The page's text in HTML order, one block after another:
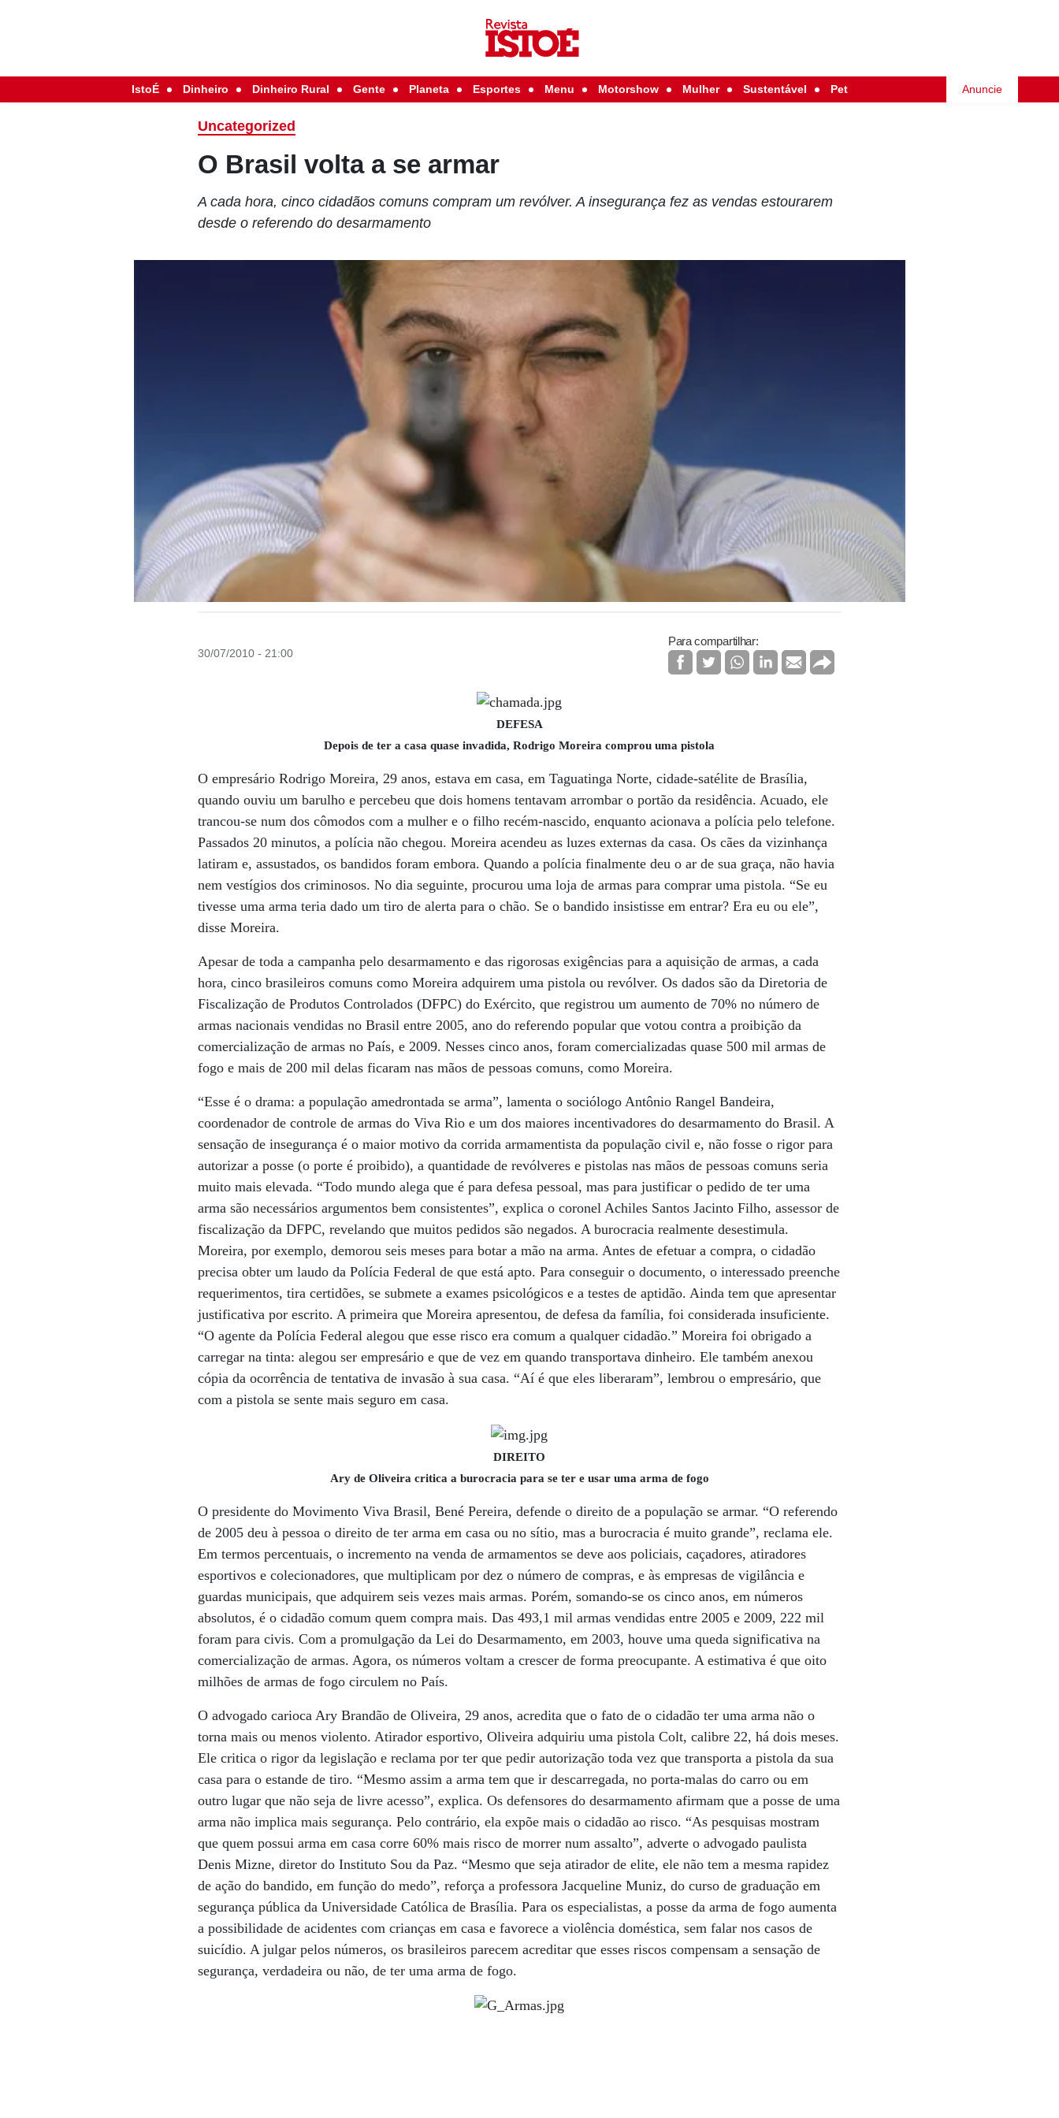
IstoÉ Dinheiro Dinheiro Rural Gente Planeta Esportes Menu Motorshow Mulher Sustentável Pet Anuncie
Uncategorized
O Brasil volta a se armar
A cada hora, cinco cidadãos comuns compram um revólver. A insegurança fez as vendas estourarem
desde o referendo do desarmamento
30/07/2010 - 21:00
Para compartilhar:
DEFESA
Depois de ter a casa quase invadida, Rodrigo Moreira comprou uma pistola
O empresário Rodrigo Moreira, 29 anos, estava em casa, em Taguatinga Norte, cidade-satélite de Brasília,
quando ouviu um barulho e percebeu que dois homens tentavam arrombar o portão da residência. Acuado, ele
trancou-se num dos cômodos com a mulher e o filho recém-nascido, enquanto acionava a polícia pelo telefone.
Passados 20 minutos, a polícia não chegou. Moreira acendeu as luzes externas da casa. Os cães da vizinhança
latiram e, assustados, os bandidos foram embora. Quando a polícia finalmente deu o ar de sua graça, não havia
nem vestígios dos criminosos. No dia seguinte, procurou uma loja de armas para comprar uma pistola. “Se eu
tivesse uma arma teria dado um tiro de alerta para o chão. Se o bandido insistisse em entrar? Era eu ou ele”,
disse Moreira.
Apesar de toda a campanha pelo desarmamento e das rigorosas exigências para a aquisição de armas, a cada
hora, cinco brasileiros comuns como Moreira adquirem uma pistola ou revólver. Os dados são da Diretoria de
Fiscalização de Produtos Controlados (DFPC) do Exército, que registrou um aumento de 70% no número de
armas nacionais vendidas no Brasil entre 2005, ano do referendo popular que votou contra a proibição da
comercialização de armas no País, e 2009. Nesses cinco anos, foram comercializadas quase 500 mil armas de
fogo e mais de 200 mil delas ficaram nas mãos de pessoas comuns, como Moreira.
“Esse é o drama: a população amedrontada se arma”, lamenta o sociólogo Antônio Rangel Bandeira,
coordenador de controle de armas do Viva Rio e um dos maiores incentivadores do desarmamento do Brasil. A
sensação de insegurança é o maior motivo da corrida armamentista da população civil e, não fosse o rigor para
autorizar a posse (o porte é proibido), a quantidade de revólveres e pistolas nas mãos de pessoas comuns seria
muito mais elevada. “Todo mundo alega que é para defesa pessoal, mas para justificar o pedido de ter uma
arma são necessários argumentos bem consistentes”, explica o coronel Achiles Santos Jacinto Filho, assessor de
fiscalização da DFPC, revelando que muitos pedidos são negados. A burocracia realmente desestimula.
Moreira, por exemplo, demorou seis meses para botar a mão na arma. Antes de efetuar a compra, o cidadão
precisa obter um laudo da Polícia Federal de que está apto. Para conseguir o documento, o interessado preenche
requerimentos, tira certidões, se submete a exames psicológicos e a testes de aptidão. Ainda tem que apresentar
justificativa por escrito. A primeira que Moreira apresentou, de defesa da família, foi considerada insuficiente.
“O agente da Polícia Federal alegou que esse risco era comum a qualquer cidadão.” Moreira foi obrigado a
carregar na tinta: alegou ser empresário e que de vez em quando transportava dinheiro. Ele também anexou
cópia da ocorrência de tentativa de invasão à sua casa. “Aí é que eles liberaram”, lembrou o empresário, que
com a pistola se sente mais seguro em casa.
DIREITO
Ary de Oliveira critica a burocracia para se ter e usar uma arma de fogo
O presidente do Movimento Viva Brasil, Bené Pereira, defende o direito de a população se armar. “O referendo
de 2005 deu à pessoa o direito de ter arma em casa ou no sítio, mas a burocracia é muito grande”, reclama ele.
Em termos percentuais, o incremento na venda de armamentos se deve aos policiais, caçadores, atiradores
esportivos e colecionadores, que multiplicam por dez o número de compras, e às empresas de vigilância e
guardas municipais, que adquirem seis vezes mais armas. Porém, somando-se os cinco anos, em números
absolutos, é o cidadão comum quem compra mais. Das 493,1 mil armas vendidas entre 2005 e 2009, 222 mil
foram para civis. Com a promulgação da Lei do Desarmamento, em 2003, houve uma queda significativa na
comercialização de armas. Agora, os números voltam a crescer de forma preocupante. A estimativa é que oito
milhões de armas de fogo circulem no País.
O advogado carioca Ary Brandão de Oliveira, 29 anos, acredita que o fato de o cidadão ter uma arma não o
torna mais ou menos violento. Atirador esportivo, Oliveira adquiriu uma pistola Colt, calibre 22, há dois meses.
Ele critica o rigor da legislação e reclama por ter que pedir autorização toda vez que transporta a pistola da sua
casa para o estande de tiro. “Mesmo assim a arma tem que ir descarregada, no porta-malas do carro ou em
outro lugar que não seja de livre acesso”, explica. Os defensores do desarmamento afirmam que a posse de uma
arma não implica mais segurança. Pelo contrário, ela expõe mais o cidadão ao risco. “As pesquisas mostram
que quem possui arma em casa corre 60% mais risco de morrer num assalto”, adverte o advogado paulista
Denis Mizne, diretor do Instituto Sou da Paz. “Mesmo que seja atirador de elite, ele não tem a mesma rapidez
de ação do bandido, em função do medo”, reforça a professora Jacqueline Muniz, do curso de graduação em
segurança pública da Universidade Católica de Brasília. Para os especialistas, a posse da arma de fogo aumenta
a possibilidade de acidentes com crianças em casa e favorece a violência doméstica, sem falar nos casos de
suicídio. A julgar pelos números, os brasileiros parecem acreditar que esses riscos compensam a sensação de
segurança, verdadeira ou não, de ter uma arma de fogo.